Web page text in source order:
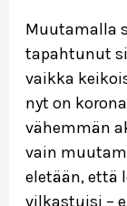
Muutamalla
tapahtunut
vaikka
nyt on
vähemmän
vain
eletään, että
vilkastuisi –